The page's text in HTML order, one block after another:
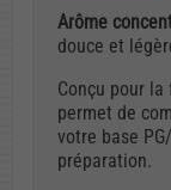
Arôme
douce et
Conçu pour la
permet de
votre base
préparation.